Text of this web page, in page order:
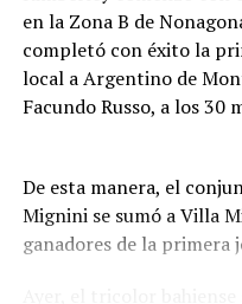
tener, las carreras sprint.
Este análisis tiene la
potencial del auto en la
A lo largo del año, se
cada uno en una tabla
en la Zona B de
completó con éxito la
local a Argentino de
Facundo Russo, a los 30
De esta manera, el
Mignini se sumó a Villa
ganadores de la primera